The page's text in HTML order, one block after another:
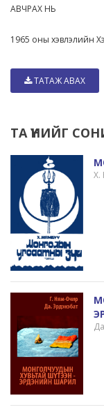
АВЧРАХ НЬ
1965 оны хэвлэлийн
ТАТАЖ АВАХ
ТА ҮҮНИЙГ
Х.